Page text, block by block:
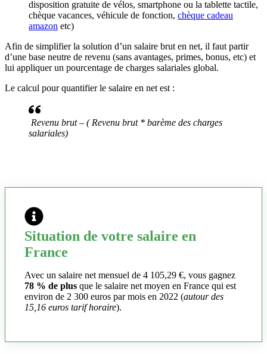
disposition gratuite de vélos, smartphone ou la tablette tactile,
chèque vacances, véhicule de fonction, chèque cadeau
amazon etc)
Afin de simplifier la solution d’un salaire brut en net, il faut partir
d’une base neutre de revenu (sans avantages, primes, bonus, etc) et
lui appliquer un pourcentage de charges salariales global.
Le calcul pour quantifier le salaire en net est :
Revenu brut – ( Revenu brut * barème des charges
salariales)
Situation de votre salaire en
France
Avec un salaire net mensuel de 4 105,29 €, vous gagnez
78 % de plus que le salaire net moyen en France qui est
environ de 2 300 euros par mois en 2022 (autour des
15,16 euros tarif horaire).